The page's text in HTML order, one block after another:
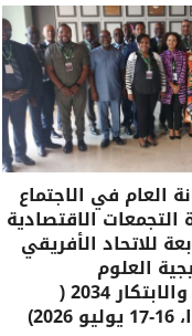
العام في الاجتماع
التجمعات الاقتصادية
للاتحاد الأفريقي
العلوم
والتكنولوجيا والابتكار 2034 (